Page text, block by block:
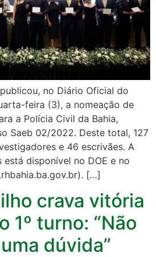
no Diário Oficial do
feira (3), a nomeação de
a Polícia Civil da Bahia,
Saeb 02/2022. Deste total, 127
e 46 escrivães. A
disponível no DOE e no
[…]
crava vitória
1º turno: “Não
dúvida”